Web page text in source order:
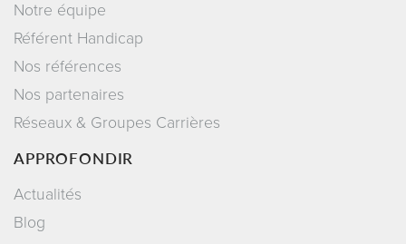
Notre équipe
Référent Handicap
Nos références
Nos partenaires
Réseaux & Groupes Carrières
APPROFONDIR
Actualités
Blog